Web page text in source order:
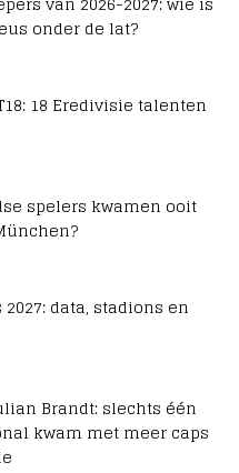
onder de lat?
18 Eredivisie talenten
spelers kwamen ooit
data, stadions en
Brandt: slechts één
kwam met meer caps